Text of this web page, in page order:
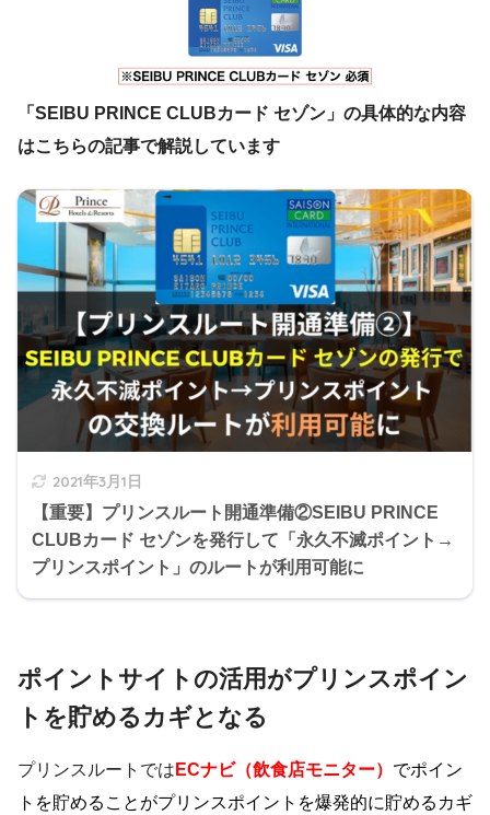
「SEIBU PRINCE CLUBカード セゾン」の具体的な内容
はこちらの記事で解説しています
2021年3月1日
【重要】プリンスルート開通準備②SEIBU PRINCE
CLUBカード セゾンを発行して「永久不滅ポイント→
プリンスポイント」のルートが利用可能に
ポイントサイトの活用がプリンスポイン
トを貯めるカギとなる
プリンスルートでは ECナビ（飲食店モニター） でポイン
トを貯めることがプリンスポイントを爆発的に貯めるカギ